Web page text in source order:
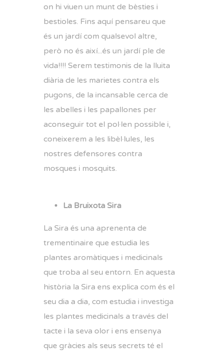
on hi viuen un munt de bèsties i
bestioles. Fins aquí pensareu que
és un jardí com qualsevol altre,
però no és així...és un jardí ple de
vida!!!! Serem testimonis de la lluita
diària de les marietes contra els
pugons, de la incansable cerca de
les abelles i les papallones per
aconseguir tot el pol·len possible i,
coneixerem a les libèl·lules, les
nostres defensores contra
mosques i mosquits.
La Bruixota Sira
La Sira és una aprenenta de
trementinaire que estudia les
plantes aromàtiques i medicinals
que troba al seu entorn. En aquesta
història la Sira ens explica com és el
seu dia a dia, com estudia i investiga
les plantes medicinals a través del
tacte i la seva olor i ens ensenya
que gràcies als seus secrets té el